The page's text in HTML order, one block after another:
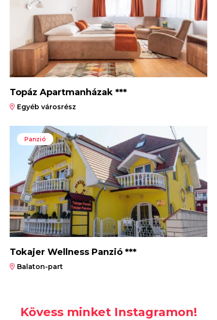
Topáz Apartmanházak ***
Egyéb városrész
Panzió
Tokajer Wellness Panzió ***
Balaton-part
Kövess minket Instagramon!